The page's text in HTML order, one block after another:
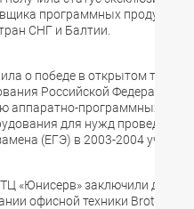
программных продуктов
СНГ и Балтии.
о победе в открытом тендере
Российской Федерации
аппаратно-программных
для нужд проведения
(ЕГЭ) в 2003-2004
«Юнисерв» заключили
офисной техники Brother. В